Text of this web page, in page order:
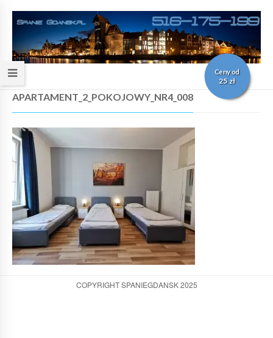
Ceny od
25 zł
APARTAMENT_2_POKOJOWY_NR4_008
COPYRIGHT SPANIEGDANSK 2025